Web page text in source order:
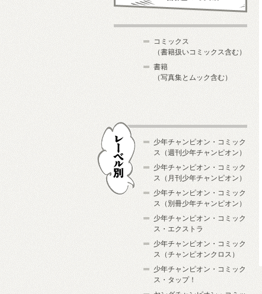
コミックス
（書籍扱いコミックス含む）
書籍
（写真集とムック含む）
少年チャンピオン・コミック
ス（週刊少年チャンピオン）
少年チャンピオン・コミック
ス（月刊少年チャンピオン）
少年チャンピオン・コミック
ス（別冊少年チャンピオン）
少年チャンピオン・コミック
ス・エクストラ
少年チャンピオン・コミック
ス（チャンピオンクロス）
少年チャンピオン・コミック
ス・タップ！